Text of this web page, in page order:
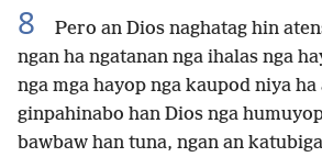
8 Pero an Dios naghatag hin
ngan ha ngatanan nga ihalas nga
nga mga hayop nga kaupod niya ha
ginpahinabo han Dios nga
bawbaw han tuna, ngan an